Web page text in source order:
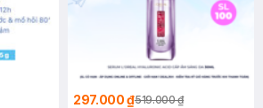
297.000 ₫519.000 ₫